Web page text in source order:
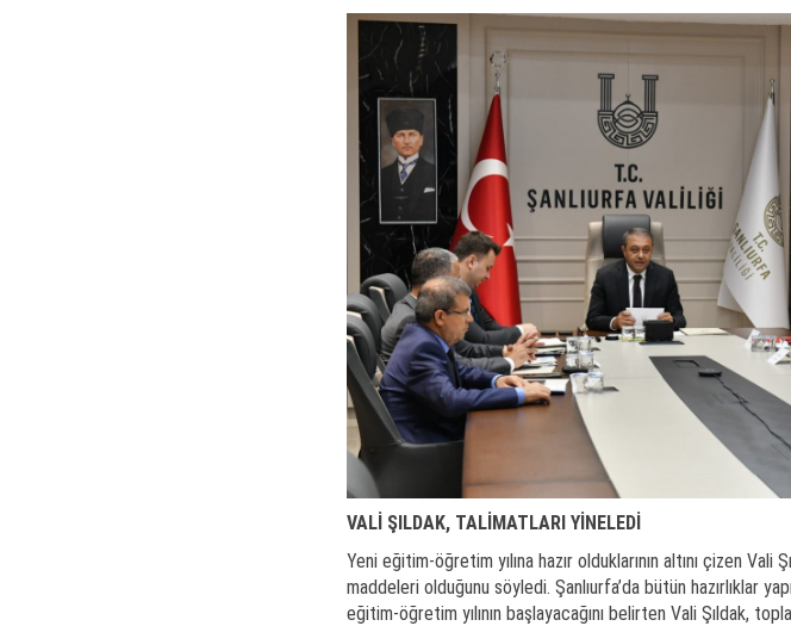
VALİ ŞILDAK, TALİMATLARI YİNELEDİ
Yeni eğitim-öğretim yılına hazır olduklarının altını çizen Vali
maddeleri olduğunu söyledi. Şanlıurfa’da bütün hazırlıklar
eğitim-öğretim yılının başlayacağını belirten Vali Şıldak,